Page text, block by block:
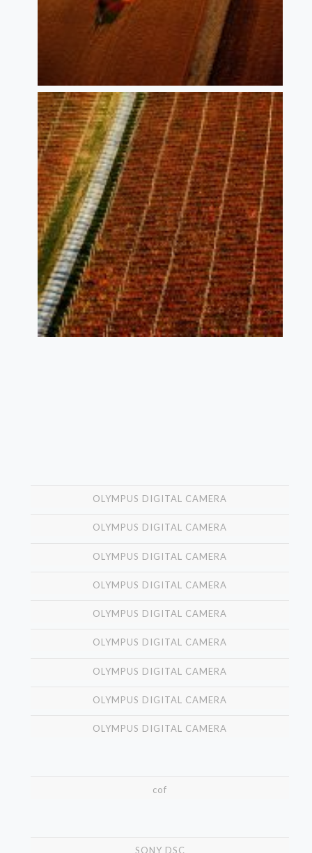
OLYMPUS DIGITAL CAMERA
OLYMPUS DIGITAL CAMERA
OLYMPUS DIGITAL CAMERA
OLYMPUS DIGITAL CAMERA
OLYMPUS DIGITAL CAMERA
OLYMPUS DIGITAL CAMERA
OLYMPUS DIGITAL CAMERA
OLYMPUS DIGITAL CAMERA
OLYMPUS DIGITAL CAMERA
cof
SONY DSC